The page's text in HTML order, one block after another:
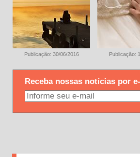
Publicação: 30/06/2016 Publicação:
Receba nossas notícias por